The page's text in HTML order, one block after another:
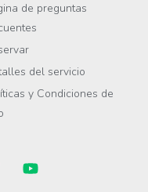
de preguntas
del servicio
y Condiciones de